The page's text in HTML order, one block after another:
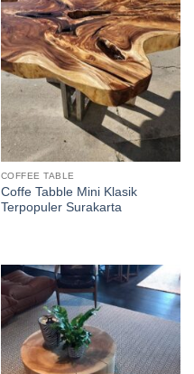
COFFEE TABLE
Coffe Tabble Mini Klasik
Terpopuler Surakarta